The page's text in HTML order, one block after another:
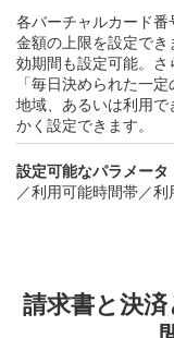
各バーチャルカード
金額の上限を設定で
効期間も設定可能。さ
「毎日決められた一
地域、あるいは利用
かく設定できます。
設定可能なパラメータ
／利用可能時間帯／
請求書と決